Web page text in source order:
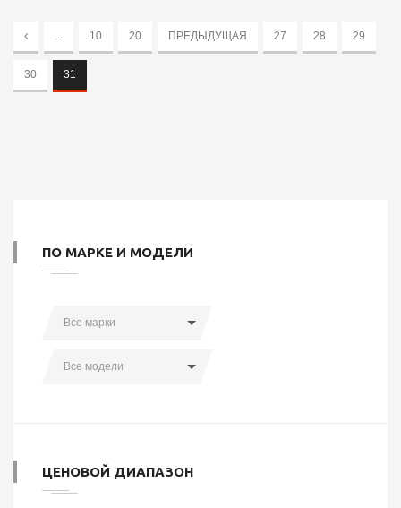
... 10 20 ПРЕДЫДУЩАЯ 27 28 29
30 31
ПО МАРКЕ И МОДЕЛИ
Все марки
Все модели
ЦЕНОВОЙ ДИАПАЗОН